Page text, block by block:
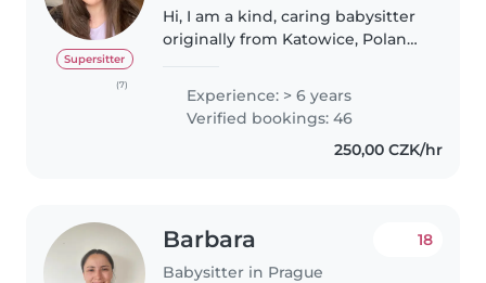
Supersitter
(7)
Hi, I am a kind, caring babysitter
originally from Katowice, Poland.
looking after little ones. I enjoy
walking, going..
Experience: > 6 years
Verified bookings: 46
250,00 CZK/hr
Barbara
Babysitter in Prague
18